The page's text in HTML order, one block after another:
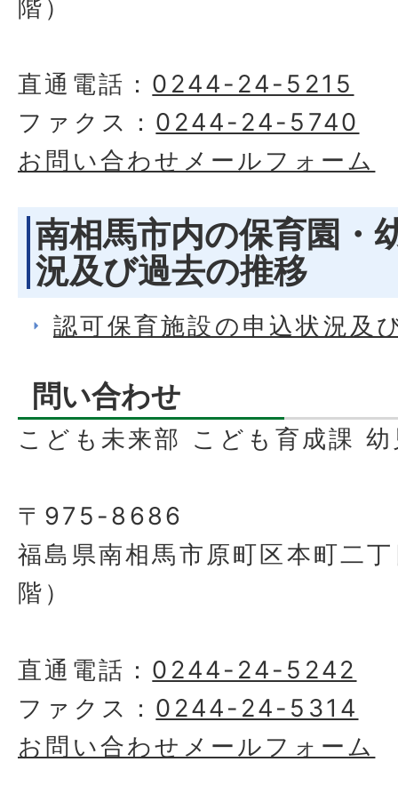
階）
直通電話： 0244-24-5215
ファクス： 0244-24-5740
お問い合わせメールフォーム
南相馬市内の保育園・
況及び過去の推移
認可保育施設の申込状況及
問い合わせ
こども未来部 こども育成課
〒975-8686
福島県南相馬市原町区本町二
階）
直通電話： 0244-24-5242
ファクス： 0244-24-5314
お問い合わせメールフォーム